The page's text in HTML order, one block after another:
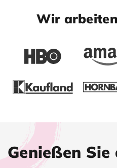
Wir
Genießen